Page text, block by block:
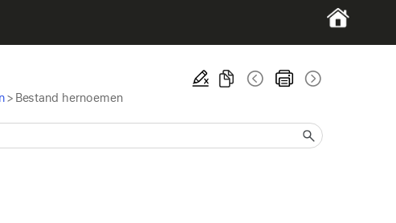
> Bestand hernoemen